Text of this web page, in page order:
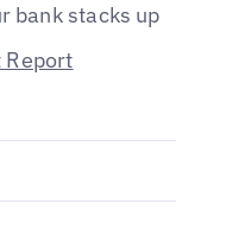
bank stacks up
Report